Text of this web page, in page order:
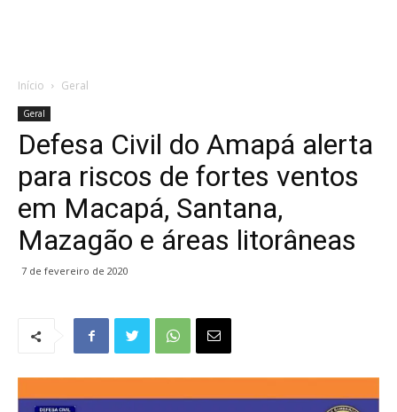
Início Geral
Geral
Defesa Civil do Amapá alerta
para riscos de fortes ventos
em Macapá, Santana,
Mazagão e áreas litorâneas
7 de fevereiro de 2020